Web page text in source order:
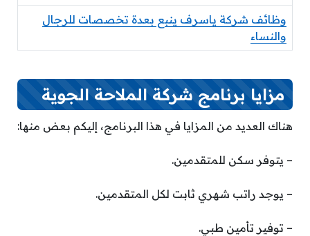
وظائف شركة ياسرف ينبع بعدة تخصصات للرجال
والنساء
مزايا برنامج شركة الملاحة الجوية
هناك العديد من المزايا في هذا البرنامج، إليكم بعض منها:
– يتوفر سكن للمتقدمين.
– يوجد راتب شهري ثابت لكل المتقدمين.
– توفير تأمين طبي.